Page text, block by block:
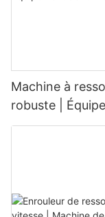
Machine à
robuste |